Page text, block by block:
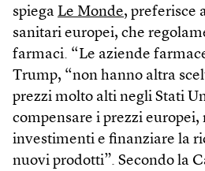
spiega Le Monde, preferisce
sanitari europei, che
farmaci. “Le aziende
Trump, “non hanno altra
prezzi molto alti negli Stati
compensare i prezzi
investimenti e finanziare la
nuovi prodotti”. Secondo la